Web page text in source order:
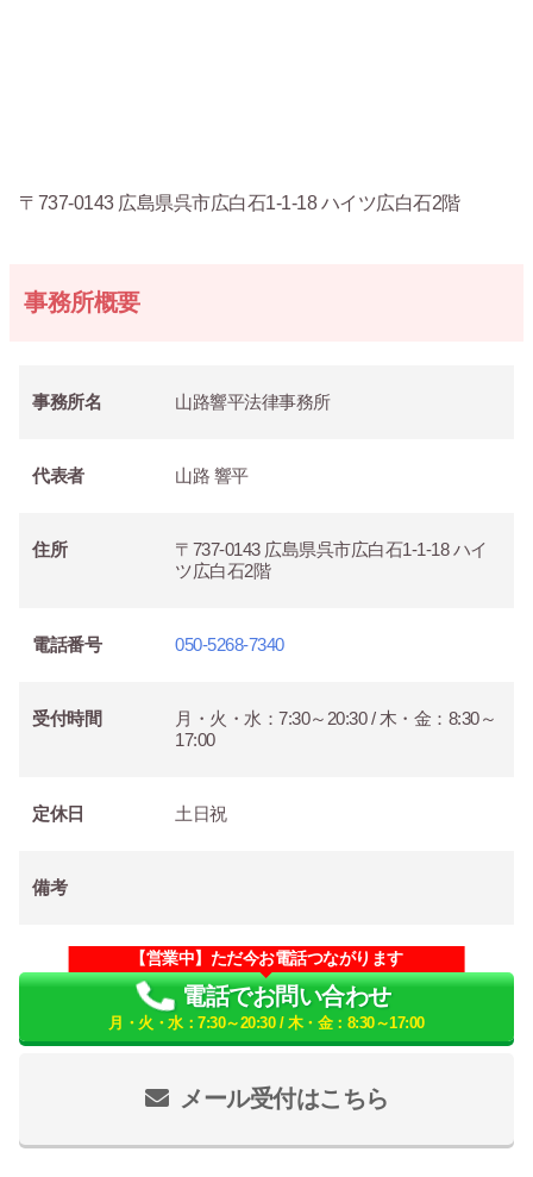
〒737-0143 広島県呉市広白石1-1-18 ハイツ広白石2階
事務所概要
事務所名 山路響平法律事務所
代表者 山路 響平
住所
〒737-0143 広島県呉市広白石1-1-18 ハイ
ツ広白石2階
電話番号 050-5268-7340
受付時間
月・火・水：7:30～20:30 / 木・金：8:30～
17:00
定休日 土日祝
備考
メール受付はこちら
【営業中】ただ今お電話つながります
電話でお問い合わせ
月・火・水：7:30～20:30 / 木・金：8:30～17:00